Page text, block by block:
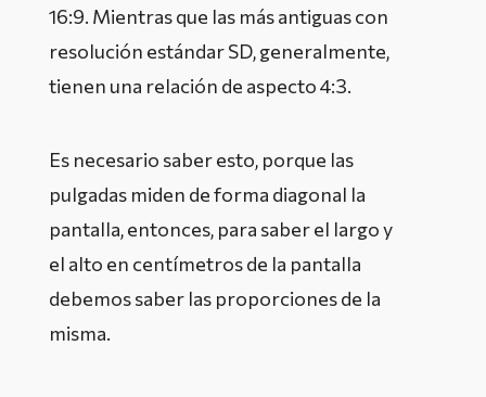
16:9. Mientras que las más antiguas con
resolución estándar SD, generalmente,
tienen una relación de aspecto 4:3.
Es necesario saber esto, porque las
pulgadas miden de forma diagonal la
pantalla, entonces, para saber el largo y
el alto en centímetros de la pantalla
debemos saber las proporciones de la
misma.